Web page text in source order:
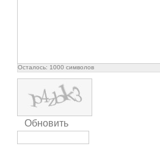
Осталось: 1000 символов
Обновить